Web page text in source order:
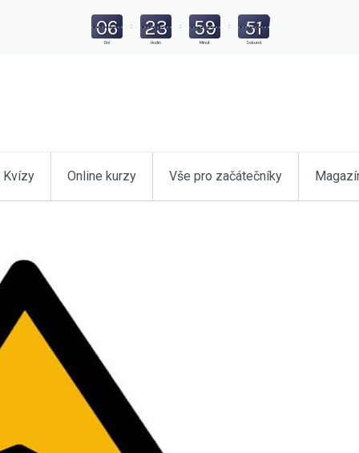
Kvízy Online kurzy Vše pro začátečníky
06
Dní
: 23
Hodin
: 59
Minut
: 49
Sekund